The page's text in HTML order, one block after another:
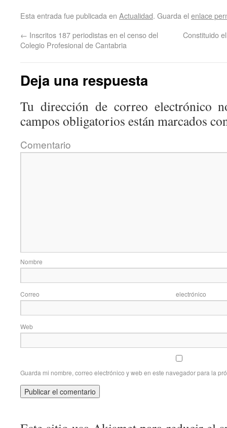
Esta entrada fue publicada en Actualidad. Guarda el enlace
← Inscritos 187 periodistas en el censo del
Colegio Profesional de Cantabria
Constituido
Deja una respuesta
Tu dirección de correo electrónico
campos obligatorios están marcados
Correo
Web
Guarda mi nombre, correo electrónico y web en este navegador para la